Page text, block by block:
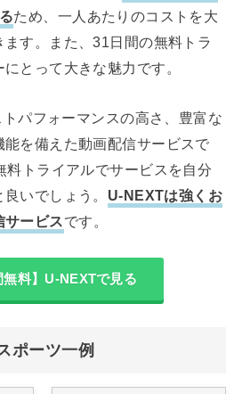
ため、一人あたりのコストを大
す。また、31日間の無料トラ
とって大きな魅力です。
パフォーマンスの高さ、豊富な
能を備えた動画配信サービスで
料トライアルでサービスを自分
いでしょう。 U-NEXTは強くお
サービスです。
無料】U-NEXTで見る
ポーツ一例